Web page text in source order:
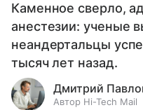
Каменное сверло,
анестезии: ученые
неандертальцы
тысяч лет назад.
Дмитрий
Автор Hi-Tech Mail